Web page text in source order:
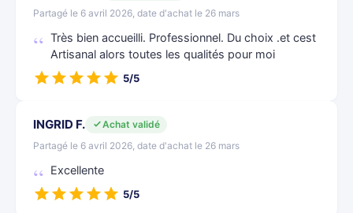
Partagé le 6 avril 2026, date d'achat le 26 mars
Très bien accueilli. Professionnel. Du choix .et cest
Artisanal alors toutes les qualités pour moi
5/5
INGRID F.
Achat validé
Partagé le 6 avril 2026, date d'achat le 26 mars
Excellente
5/5